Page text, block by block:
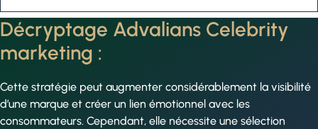
Décryptage Advalians Celebrity
marketing :
Cette stratégie peut augmenter considérablement la visibilité
d’une marque et créer un lien émotionnel avec les
consommateurs. Cependant, elle nécessite une sélection